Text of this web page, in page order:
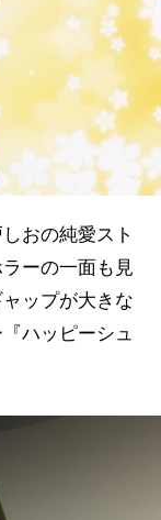
おの純愛スト
ーの一面も見
ップが大きな
ハッピーシュ